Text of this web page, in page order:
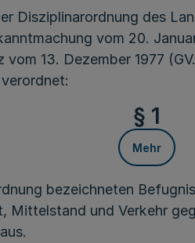
Disziplinarordnung des
vom 20.
13. Dezember 1977
§ 1
Mehr
bezeichneten
Mittelstand und Verkehr